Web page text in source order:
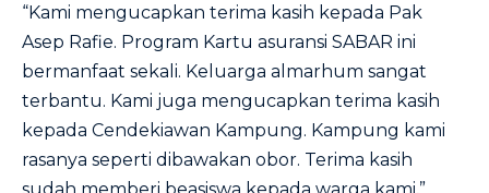
“Kami mengucapkan terima kasih kepada Pak
Asep Rafie. Program Kartu asuransi SABAR ini
bermanfaat sekali. Keluarga almarhum sangat
terbantu. Kami juga mengucapkan terima kasih
kepada Cendekiawan Kampung. Kampung kami
rasanya seperti dibawakan obor. Terima kasih